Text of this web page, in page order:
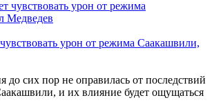
чувствовать урон от режима Саакашвили,
сих пор не оправилась от последствий
и их влияние будет ощущаться